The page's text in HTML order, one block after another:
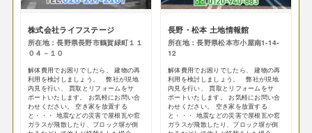
株式会社ライフステージ
所在地：長野県長野市鶴賀緑町１１
０４－１０
解体費用でお困りでしたら、 建物の再
利用を検討しましょう。 弊社が現地
内見を行い、 買取とリフォームをサ
ポートいたします。 お気軽にお問い合
わせください。 空き家を放置する
と・・・ 地震などの災害で屋根瓦や窓
ガラスが飛散したり、ブロック塀が倒
長野・松本 土地情報館
所在地：長野県松本市小屋南1-14-
12
解体費用でお困りでしたら、 建物の再
利用を検討しましょう。 弊社が現地
内見を行い、 買取とリフォームをサ
ポートいたします。 お気軽にお問い合
わせください。 空き家を放置する
と・・・ 地震などの災害で屋根瓦や窓
ガラスが飛散したり、ブロック塀が倒